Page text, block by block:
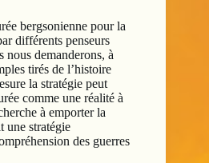
bergsonienne pour la
différents penseurs
demanderons, à
tirés de l’histoire
la stratégie peut
comme une réalité à
à emporter la
une stratégie
des guerres